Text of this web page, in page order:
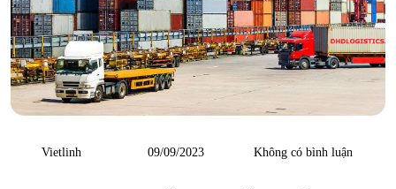
Vietlinh 09/09/2023 Không có bình luận